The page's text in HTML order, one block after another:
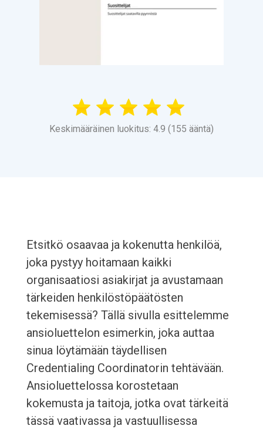
Keskimääräinen luokitus: 4.9 (155 ääntä)
Etsitkö osaavaa ja kokenutta henkilöä,
joka pystyy hoitamaan kaikki
organisaatiosi asiakirjat ja avustamaan
tärkeiden henkilöstöpäätösten
tekemisessä? Tällä sivulla esittelemme
ansioluettelon esimerkin, joka auttaa
sinua löytämään täydellisen
Credentialing Coordinatorin tehtävään.
Ansioluettelossa korostetaan
kokemusta ja taitoja, jotka ovat tärkeitä
tässä vaativassa ja vastuullisessa